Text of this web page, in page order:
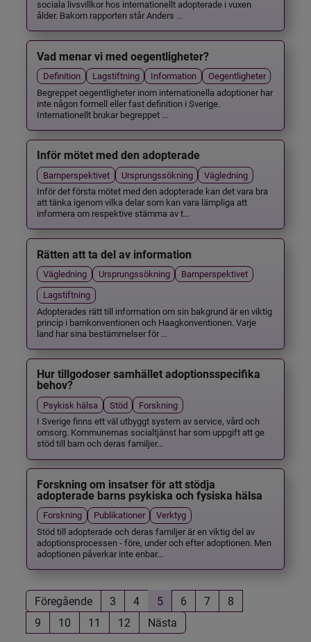
sociala livsvillkor hos internationellt adopterade i vuxen
ålder. Bakom rapporten står Anders ...
Vad menar vi med oegentligheter?
Definition Lagstiftning Information
Oegentligheter
Begreppet oegentligheter inom internationella adoptioner har
inte någon formell eller fast definition i Sverige.
Internationellt brukar begreppet ...
Inför mötet med den adopterade
Barnperspektivet Ursprungssökning
Vägledning
Inför det första mötet med den adopterade kan det vara bra
att tänka igenom vilka delar som kan vara lämpliga att
informera om respektive stämma av t...
Rätten att ta del av information
Vägledning Ursprungssökning
Barnperspektivet
Lagstiftning
Adopterades rätt till information om sin bakgrund är en viktig
princip i barnkonventionen och Haagkonventionen. Varje
land har sina bestämmelser för ...
Hur tillgodoser samhället adoptionsspecifika
behov?
Psykisk hälsa Stöd
Forskning
I Sverige finns ett väl utbyggt system av service, vård och
omsorg. Kommunernas socialtjänst har som uppgift att ge
stöd till barn och deras familjer...
Forskning om insatser för att stödja
adopterade barns psykiska och fysiska hälsa
Forskning Publikationer
Verktyg
Stöd till adopterade och deras familjer är en viktig del av
adoptionsprocessen - före, under och efter adoptionen. Men
adoptionen påverkar inte enbar...
Föregående 3 4 5 6 7
8
9
10 11 12 Nästa